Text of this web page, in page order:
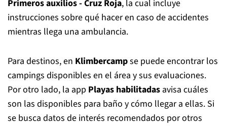
Primeros auxilios - Cruz Roja, la cual incluye
instrucciones sobre qué hacer en caso de accidentes
mientras llega una ambulancia.
Para destinos, en Klimbercampse puede encontrar los
campings disponibles en el área y sus evaluaciones.
Por otro lado, la app Playas habilitadas avisa cuáles
son las disponibles para baño y cómo llegar a ellas. Si
se busca datos de interés recomendados por otros